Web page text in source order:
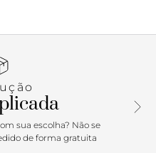
baixo emborrachado
pretas na lateral. Com
e perfuros por todo o
o calce. Com
marrom, com assinatura
sua escolha? Não se
de forma gratuita